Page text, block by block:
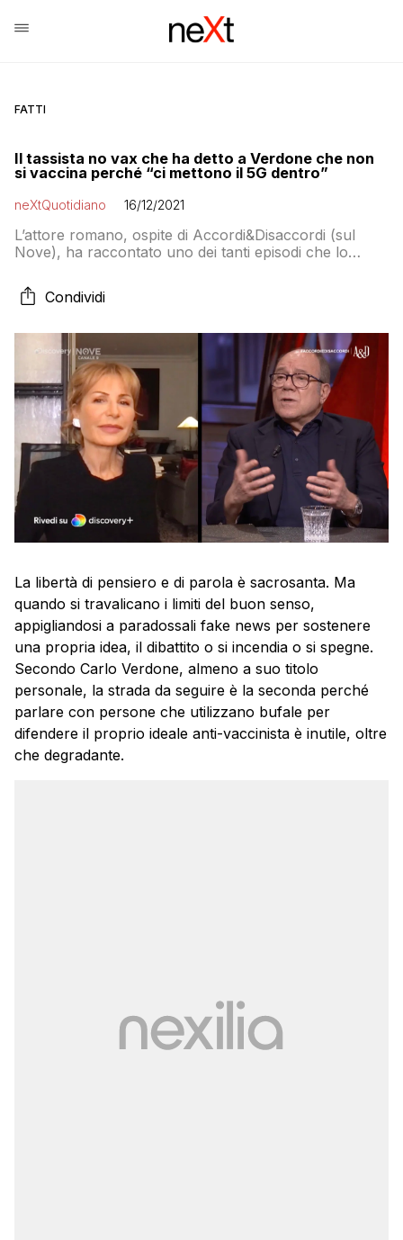
FATTI
Il tassista no vax che ha detto a Verdone che non
si vaccina perché “ci mettono il 5G dentro”
neXtQuotidiano 16/12/2021
L’attore romano, ospite di Accordi&Disaccordi (sul
Nove), ha raccontato uno dei tanti episodi che lo
anti-vaccinisti
Condividi
La libertà di pensiero e di parola è sacrosanta. Ma
quando si travalicano i limiti del buon senso,
appigliandosi a paradossali fake news per sostenere
una propria idea, il dibattito o si incendia o si spegne.
Secondo Carlo Verdone, almeno a suo titolo
personale, la strada da seguire è la seconda perché
parlare con persone che utilizzano bufale per
difendere il proprio ideale anti-vaccinista è inutile, oltre
che degradante.